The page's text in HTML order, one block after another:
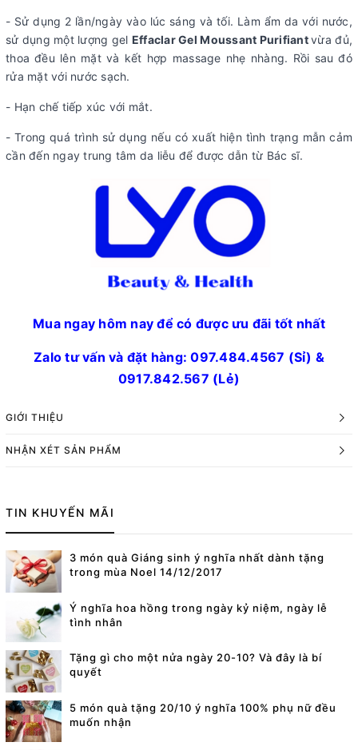
- Sử dụng 2 lần/ngày vào lúc sáng và tối. Làm ẩm da với nước,
sử dụng một lượng gel Effaclar Gel Moussant Purifiantvừa đủ,
thoa đều lên mặt và kết hợp massage nhẹ nhàng. Rồi sau đó
rửa mặt với nước sạch.
- Hạn chế tiếp xúc với mắt.
- Trong quá trình sử dụng nếu có xuất hiện tình trạng mẫn cảm
cần đến ngay trung tâm da liễu để được dẫn từ Bác sĩ.
Mua ngay hôm nay để có được ưu đãi tốt nhất
Zalo tư vấn và đặt hàng: 097.484.4567 (Sỉ) &
0917.842.567 (Lẻ)
GIỚI THIỆU
NHẬN XÉT SẢN PHẨM
TIN KHUYẾN MÃI
3 món quà Giáng sinh ý nghĩa nhất dành tặng
trong mùa Noel 14/12/2017
Ý nghĩa hoa hồng trong ngày kỷ niệm, ngày lễ
tình nhân
Tặng gì cho một nửa ngày 20-10? Và đây là bí
quyết
5 món quà tặng 20/10 ý nghĩa 100% phụ nữ đều
muốn nhận